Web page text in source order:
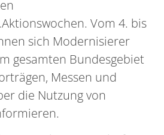
Vom 4. bis
sich Modernisierer
gesamten Bundesgebiet
Messen und
die Nutzung von